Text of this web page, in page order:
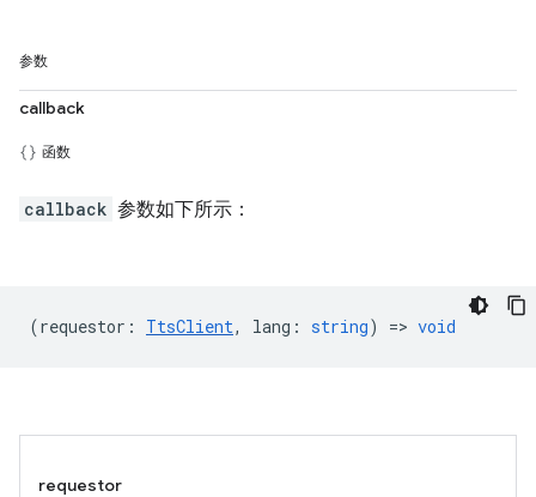
参数
callback
函数
callback 参数如下所示：
(requestor : TtsClient, lang : string) => void
requestor